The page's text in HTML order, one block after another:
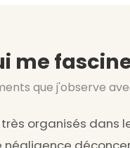
me
que j'observe
organisés dans